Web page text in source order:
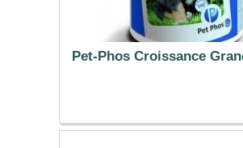
Pet-Phos Croissance
44.99 €